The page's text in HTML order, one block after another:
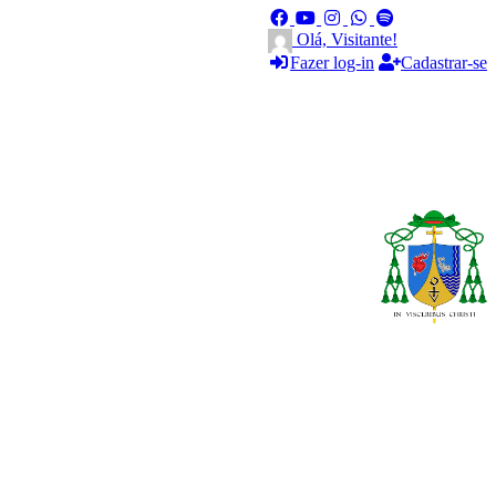
Olá, Visitante!
Fazer log-in
Cadastrar-se